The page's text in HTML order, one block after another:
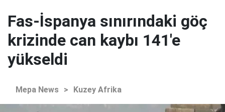
Fas-İspanya sınırındaki göç
krizinde can kaybı 141'e
yükseldi
Mepa News > Kuzey Afrika